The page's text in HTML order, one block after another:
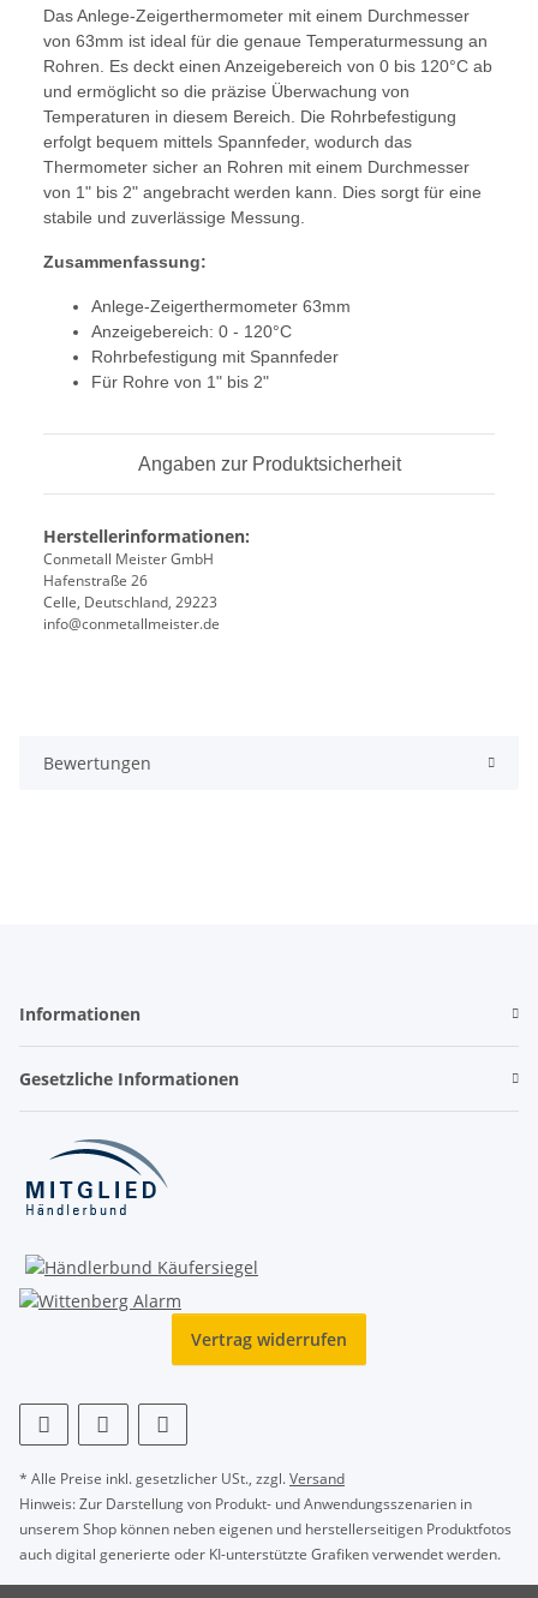
Das Anlege-Zeigerthermometer mit einem Durchmesser
von 63mm ist ideal für die genaue Temperaturmessung an
Rohren. Es deckt einen Anzeigebereich von 0 bis 120°C ab
und ermöglicht so die präzise Überwachung von
Temperaturen in diesem Bereich. Die Rohrbefestigung
erfolgt bequem mittels Spannfeder, wodurch das
Thermometer sicher an Rohren mit einem Durchmesser
von 1" bis 2" angebracht werden kann. Dies sorgt für eine
stabile und zuverlässige Messung.
Zusammenfassung:
Anlege-Zeigerthermometer 63mm
Anzeigebereich: 0 - 120°C
Rohrbefestigung mit Spannfeder
Für Rohre von 1" bis 2"
Angaben zur Produktsicherheit
Herstellerinformationen:
Conmetall Meister GmbH
Hafenstraße 26
Celle, Deutschland, 29223
info@conmetallmeister.de
Bewertungen
Informationen
Gesetzliche Informationen
Vertrag widerrufen
* Alle Preise inkl. gesetzlicher USt., zzgl.Versand
Hinweis: Zur Darstellung von Produkt- und Anwendungsszenarien in
unserem Shop können neben eigenen und herstellerseitigen Produktfotos
auch digital generierte oder KI-unterstützte Grafiken verwendet werden.